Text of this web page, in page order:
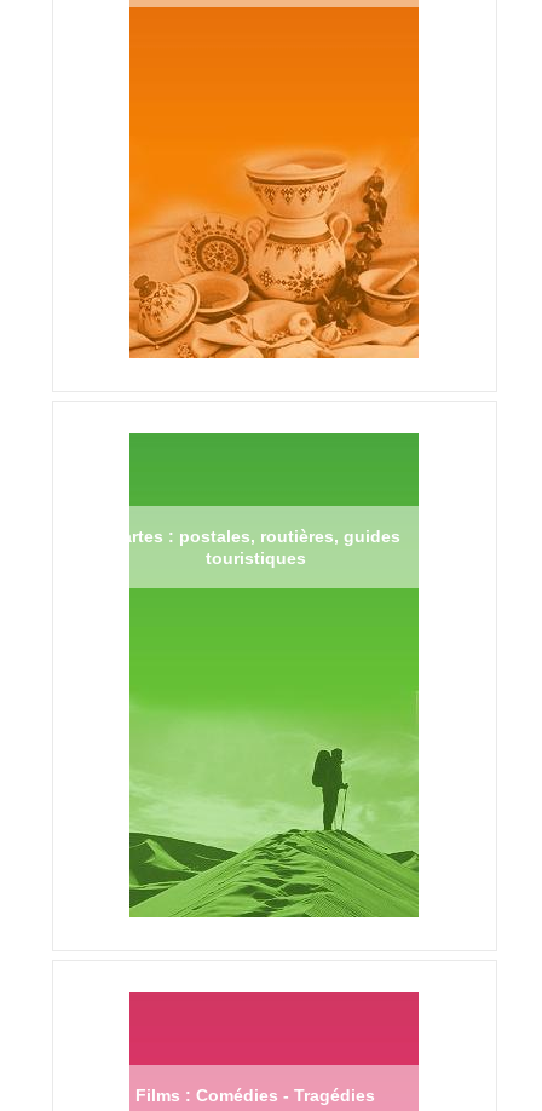
Cartes : postales, routières, guides
touristiques
Films : Comédies - Tragédies